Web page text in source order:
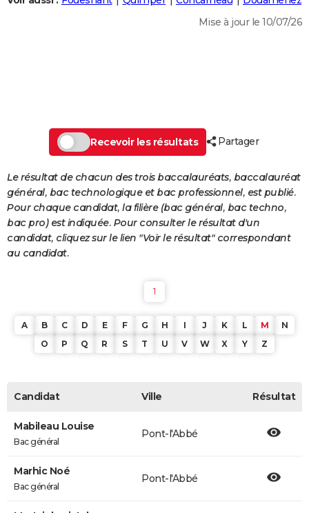
DICTIONNAIRE
Dictionnaire
Biographies
Expressions
Proverbes
PROGRAMME TV
COPAINS D'AVANT
S'inscrire
Se connecter
Lycées
Collèges
Primaires
Universités
Entreprises
Service militaire
Avis de recherche
AVIS DE DÉCÈS
FORUM
Mise à jour le 10/07/26
Recevoir les résultats Partager
Le résultat de chacun des trois baccalauréats, baccalauréat
général, bac technologique et bac professionnel, est publié.
Pour chaque candidat, la filière (bac général, bac techno,
bac pro) est indiquée. Pour consulter le résultat d'un
candidat, cliquez sur le lien "Voir le résultat" correspondant
au candidat.
1
A B C D E F G H I J K L M
N
O
P Q R S T U V W X Y Z
Candidat Ville Résultat
Mabileau Louise
Bac général
Pont-l'Abbé
Marhic Noé
Bac général
Pont-l'Abbé